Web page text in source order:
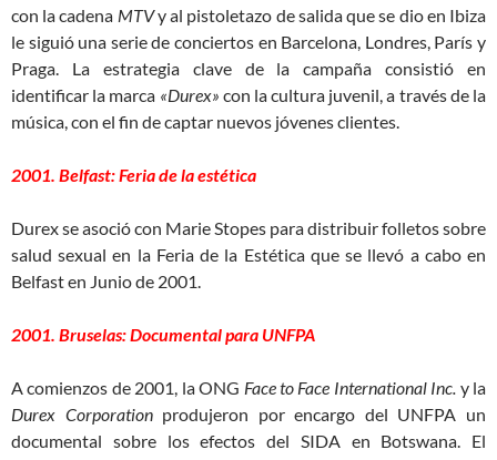
con la cadena MTVy al pistoletazo de salida que se dio en Ibiza
le siguió una serie de conciertos en Barcelona, Londres, París y
Praga. La estrategia clave de la campaña consistió en
identificar la marca «Durex» con la cultura juvenil, a través de la
música, con el fin de captar nuevos jóvenes clientes.
2001. Belfast: Feria de la estética
Durex se asoció con Marie Stopes para distribuir folletos sobre
salud sexual en la Feria de la Estética que se llevó a cabo en
Belfast en Junio de 2001.
2001. Bruselas: Documental para UNFPA
A comienzos de 2001, la ONG Face to Face International Inc. y la
Durex Corporationprodujeron por encargo del UNFPA un
documental sobre los efectos del SIDA en Botswana. El